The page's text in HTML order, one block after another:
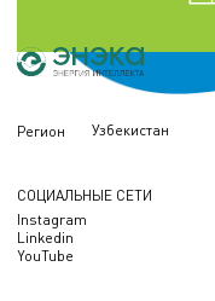
Регион Узбекистан
СОЦИАЛЬНЫЕ СЕТИ
Instagram
Linkedin
YouTube